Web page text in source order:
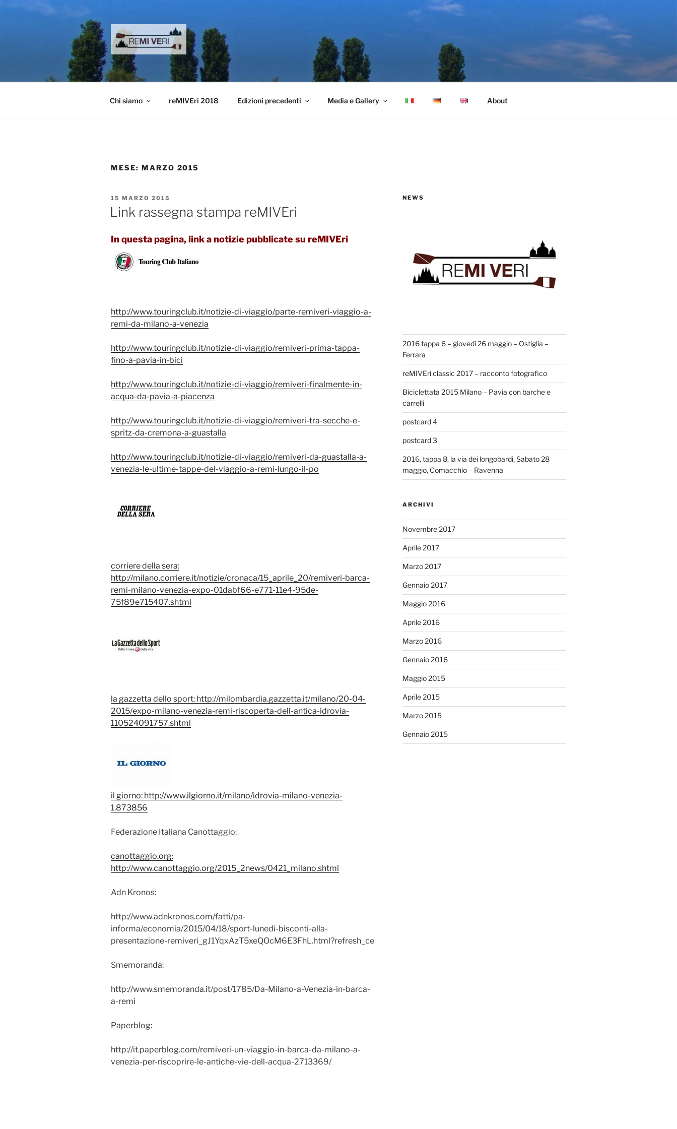
reMIVEri
canottaggio e remoturismo
Chi siamo reMIVEri 2018 Edizioni precedenti Media e Gallery About
MESE: MARZO 2015
PUBBLICATO
IL
15 MARZO 2015
Link rassegna stampa reMIVEri
In questa pagina, link a notizie pubblicate su reMIVEri
http://www.touringclub.it/notizie-di-viaggio/parte-remiveri-viaggio-a-
remi-da-milano-a-venezia
http://www.touringclub.it/notizie-di-viaggio/remiveri-prima-tappa-
fino-a-pavia-in-bici
http://www.touringclub.it/notizie-di-viaggio/remiveri-finalmente-in-
acqua-da-pavia-a-piacenza
http://www.touringclub.it/notizie-di-viaggio/remiveri-tra-secche-e-
spritz-da-cremona-a-guastalla
http://www.touringclub.it/notizie-di-viaggio/remiveri-da-guastalla-a-
venezia-le-ultime-tappe-del-viaggio-a-remi-lungo-il-po
corriere della sera:
http://milano.corriere.it/notizie/cronaca/15_aprile_20/remiveri-barca-
remi-milano-venezia-expo-01dabf66-e771-11e4-95de-
75f89e715407.shtml
la gazzetta dello sport: http://milombardia.gazzetta.it/milano/20-04-
2015/expo-milano-venezia-remi-riscoperta-dell-antica-idrovia-
110524091757.shtml
il giorno: http://www.ilgiorno.it/milano/idrovia-milano-venezia-
1.873856
Federazione Italiana Canottaggio:
canottaggio.org:
http://www.canottaggio.org/2015_2news/0421_milano.shtml
Adn Kronos:
http://www.adnkronos.com/fatti/pa-
informa/economia/2015/04/18/sport-lunedi-bisconti-alla-
presentazione-remiveri_gJ1YqxAzT5xeQOcM6E3FhL.html?refresh_ce
Smemoranda:
http://www.smemoranda.it/post/1785/Da-Milano-a-Venezia-in-barca-
a-remi
Paperblog:
http://it.paperblog.com/remiveri-un-viaggio-in-barca-da-milano-a-
venezia-per-riscoprire-le-antiche-vie-dell-acqua-2713369/
NEWS
2016 tappa 6 – giovedì 26 maggio – Ostiglia –
Ferrara
reMIVEri classic 2017 – racconto fotografico
Biciclettata 2015 Milano – Pavia con barche e
carrelli
postcard 4
postcard 3
2016, tappa 8, la via dei longobardi, Sabato 28
maggio, Comacchio – Ravenna
ARCHIVI
Novembre 2017
Aprile 2017
Marzo 2017
Gennaio 2017
Maggio 2016
Aprile 2016
Marzo 2016
Gennaio 2016
Maggio 2015
Aprile 2015
Marzo 2015
Gennaio 2015